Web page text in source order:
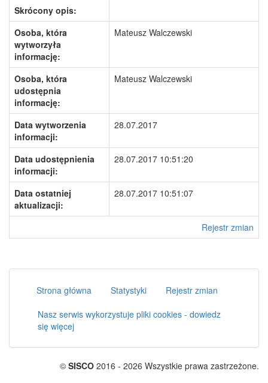
Skrócony opis:
Osoba, która
wytworzyła
informację:
Mateusz Walczewski
Osoba, która
udostępnia
informację:
Mateusz Walczewski
Data wytworzenia
informacji:
28.07.2017
Data udostępnienia
informacji:
28.07.2017 10:51:20
Data ostatniej
aktualizacji:
28.07.2017 10:51:07
Rejestr zmian
Strona główna Statystyki
Rejestr zmian
Nasz serwis wykorzystuje pliki cookies - dowiedz
się więcej
© SISCO 2016 - 2026 Wszystkie prawa zastrzeżone.